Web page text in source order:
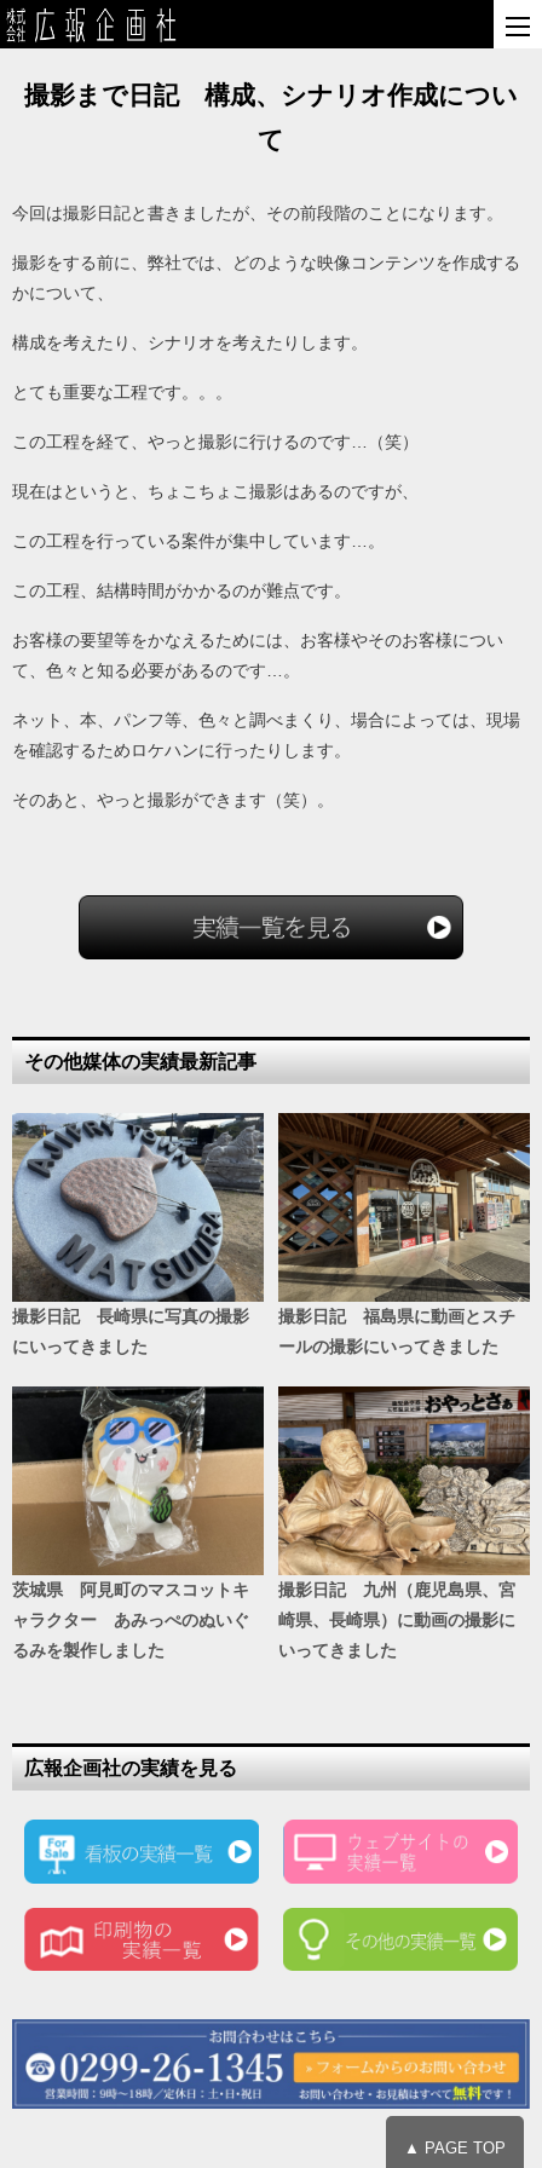
撮影まで日記 構成、シナリオ作成につい
て
今回は撮影日記と書きましたが、その前段階のことになります。
撮影をする前に、弊社では、どのような映像コンテンツを作成する
かについて、
構成を考えたり、シナリオを考えたりします。
とても重要な工程です。。。
この工程を経て、やっと撮影に行けるのです…（笑）
現在はというと、ちょこちょこ撮影はあるのですが、
この工程を行っている案件が集中しています…。
この工程、結構時間がかかるのが難点です。
お客様の要望等をかなえるためには、お客様やそのお客様につい
て、色々と知る必要があるのです…。
ネット、本、パンフ等、色々と調べまくり、場合によっては、現場
を確認するためロケハンに行ったりします。
そのあと、やっと撮影ができます（笑）。
その他媒体の実績最新記事
撮影日記 長崎県に写真の撮影
にいってきました
撮影日記 福島県に動画とスチ
ールの撮影にいってきました
茨城県 阿見町のマスコットキ
ャラクター あみっぺのぬいぐ
るみを製作しました
撮影日記 九州（鹿児島県、宮
崎県、長崎県）に動画の撮影に
いってきました
広報企画社の実績を見る
▲ PAGE TOP